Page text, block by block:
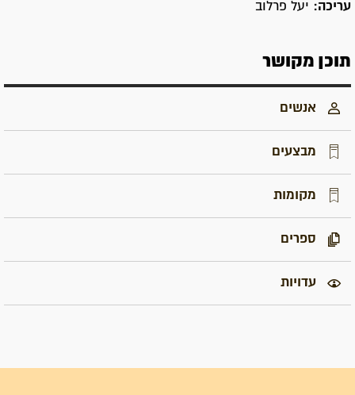
עריכה: יעל פרלוב
תוכן מקושר
אנשים
מבצעים
מקומות
ספרים
עדויות